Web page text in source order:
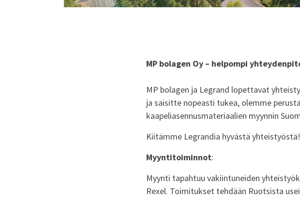
MP bolagen Oy – helpompi
MP bolagen ja Legrand lopettavat
ja saisitte nopeasti tukea, olemme
kaapeliasennusmateriaalien myynnin
Kiitämme Legrandia hyvästä yhteistyöstä!
Myyntitoiminnot:
Myynti tapahtuu vakiintuneiden
Rexel. Toimitukset tehdään Ruotsista